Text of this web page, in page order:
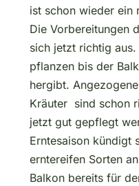
ist schon wieder ein
Die Vorbereitungen
sich jetzt richtig
pflanzen bis der
hergibt.
Kräuter sind schon
jetzt gut gepflegt
Erntesaison kündigt
erntereifen Sorten
Balkon bereits für